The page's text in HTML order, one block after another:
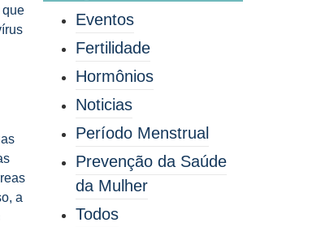
que
a
Eventos
Fertilidade
Hormônios
Noticias
Período Menstrual
Prevenção da Saúde
da Mulher
Todos